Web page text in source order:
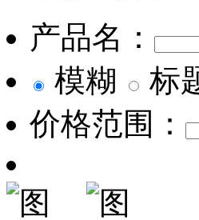
产品名：
模糊
标
价格范围：